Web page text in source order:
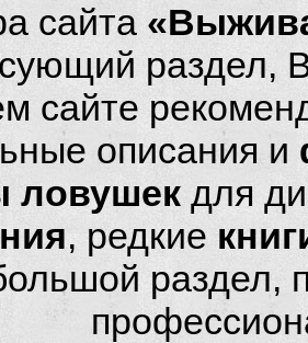
сайта
раздел,
сайте
описания и
ловушек для
, редкие